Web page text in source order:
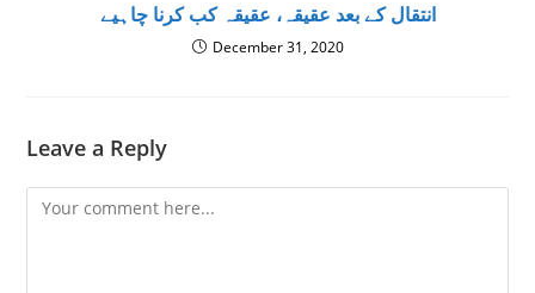
انتقال کے بعد عقیقہ، عقیقہ کب کرنا چاہیے
December 31, 2020
Leave a Reply
Comment